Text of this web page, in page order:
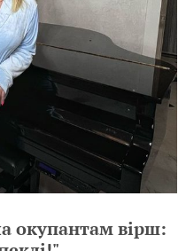
окупантам вірш: